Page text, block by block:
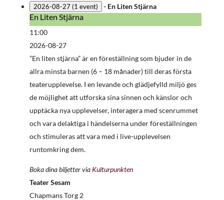
2026-08-27 (1 event) - En Liten Stjärna
En
Liten
Stjärna
En Liten Stjärna
11:00
2026-08-27
”En liten stjärna” är en föreställning som bjuder in de
allra minsta barnen (6 – 18 månader) till deras första
teaterupplevelse. I en levande och glädjefylld miljö ges
de möjlighet att utforska sina sinnen och känslor och
upptäcka nya upplevelser, interagera med scenrummet
och vara delaktiga i händelserna under föreställningen
och stimuleras att vara med i live-upplevelsen
runtomkring dem.
Boka dina biljetter via Kulturpunkten
Teater Sesam
Chapmans Torg 2